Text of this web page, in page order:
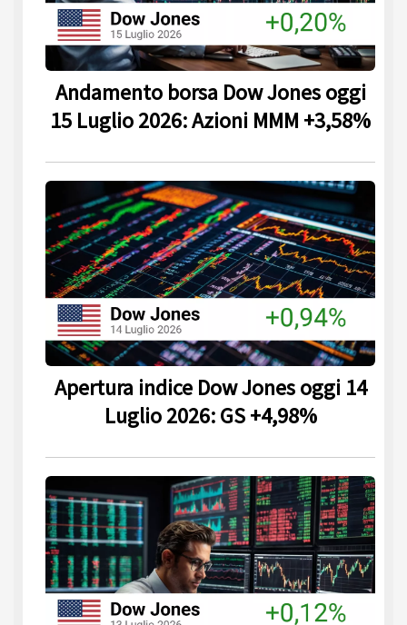
Andamento borsa Dow Jones oggi
15 Luglio 2026: Azioni MMM +3,58%
Apertura indice Dow Jones oggi 14
Luglio 2026: GS +4,98%